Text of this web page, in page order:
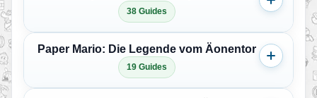
38 Guides
Paper Mario: Die Legende vom Äonentor
19 Guides